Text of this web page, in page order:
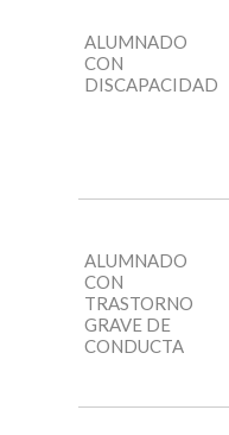
ALUMNADO
CON
DISCAPACIDAD
ALUMNADO
CON
TRASTORNO
GRAVE DE
CONDUCTA